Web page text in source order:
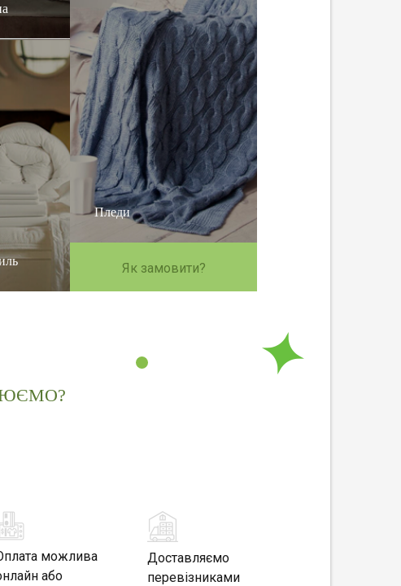
Пледи
Як замовити?
можлива
або
Доставляємо
перевізниками